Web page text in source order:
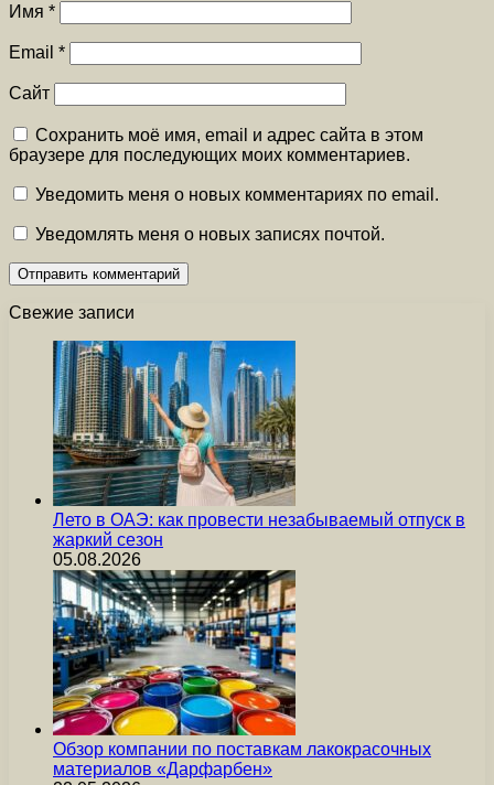
Имя *
Email *
Сайт
Сохранить моё имя, email и адрес сайта в этом
браузере для последующих моих комментариев.
Уведомить меня о новых комментариях по email.
Уведомлять меня о новых записях почтой.
Свежие записи
Лето в ОАЭ: как провести незабываемый отпуск в
жаркий сезон
05.08.2026
Обзор компании по поставкам лакокрасочных
материалов «Дарфарбен»